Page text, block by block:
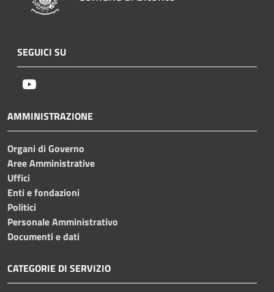
SEGUICI SU
AMMINISTRAZIONE
Organi di Governo
Aree Amministrative
Uffici
Enti e fondazioni
Politici
Personale Amministrativo
Documenti e dati
CATEGORIE DI SERVIZIO